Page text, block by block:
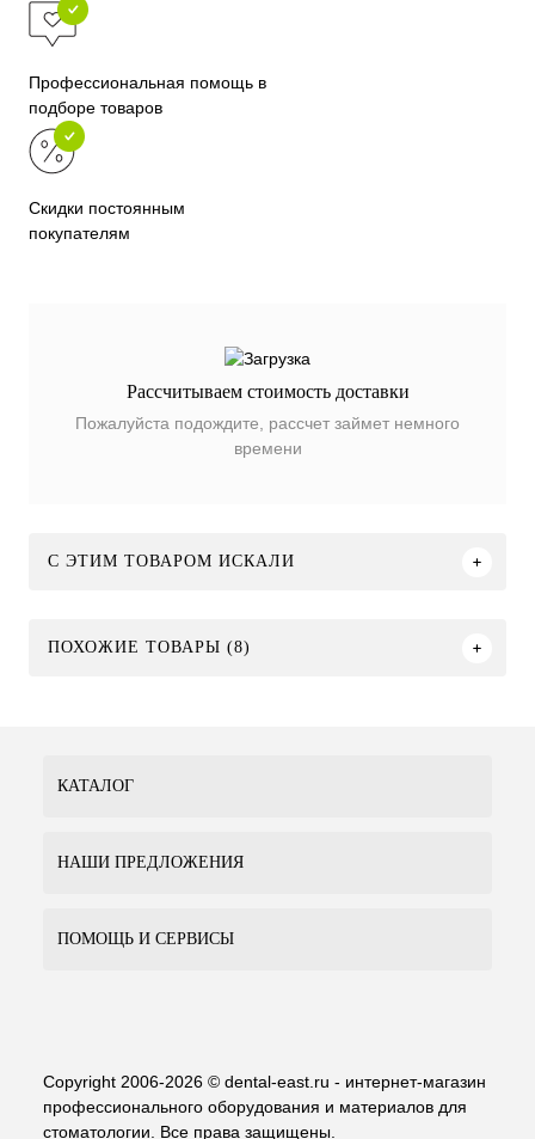
Профессиональная помощь в
подборе товаров
Скидки постоянным
покупателям
Рассчитываем стоимость доставки
Пожалуйста подождите, рассчет займет немного
времени
C ЭТИМ ТОВАРОМ ИСКАЛИ
ПОХОЖИЕ ТОВАРЫ (8)
КАТАЛОГ
НАШИ ПРЕДЛОЖЕНИЯ
ПОМОЩЬ И СЕРВИСЫ
Copyright 2006-2026 © dental-east.ru - интернет-магазин
профессионального оборудования и материалов для
стоматологии. Все права защищены.